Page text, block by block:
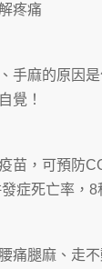
園醫院回顧
「防癌保衛戰
宣導
疼痛
手麻的原因
覺！
苗，可預防
症死亡率，
腰痛腿麻、走